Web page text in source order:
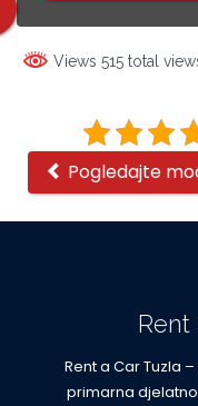
Views 515 total
Other
cars
Pogledajte
Rent
Rent a Car Tuzla
primarna